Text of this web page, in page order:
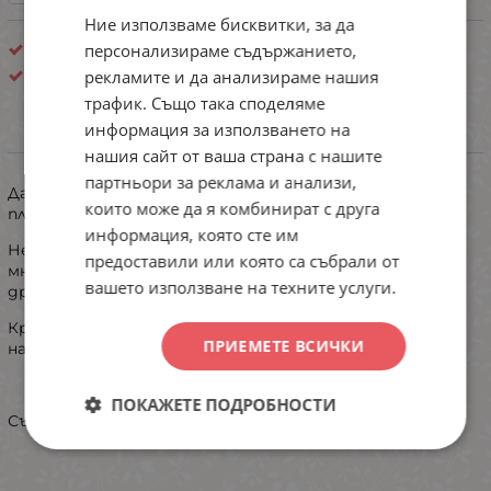
Дамски боксерки
Дафи 90
ИНФОРМАЦИЯ
Дамски боксерки изработени от еластичен памучен
плат.
Нежната дантела в предната и задната част стои
много елегантно и женствено и не се очертава под
дрехите.
Кройката е стандартна и пасва добре по извивките
на тялото.
Състав: 95% памук и 5% еластан.
Ние използваме бисквитки, за да
персонализираме съдържанието,
рекламите и да анализираме нашия
трафик. Също така споделяме
информация за използването на
нашия сайт от ваша страна с нашите
партньори за реклама и анализи,
които може да я комбинират с друга
информация, която сте им
предоставили или която са събрали от
вашето използване на техните услуги.
ПРИЕМЕТЕ ВСИЧКИ
ПОКАЖЕТЕ ПОДРОБНОСТИ